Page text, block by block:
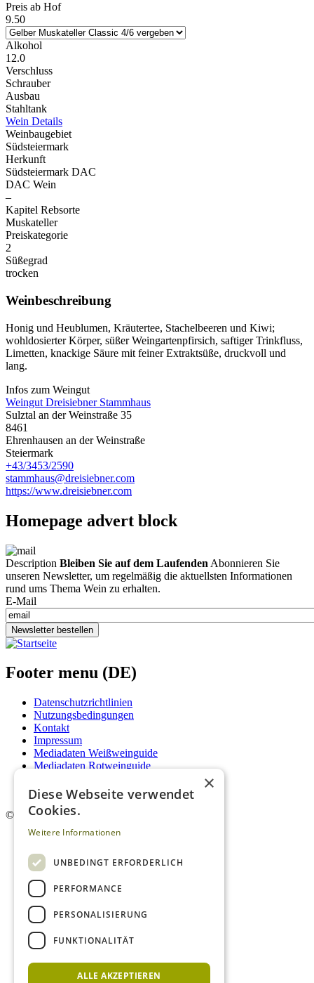
Preis ab Hof
9.50
Alkohol
12.0
Verschluss
Schrauber
Ausbau
Stahltank
Wein Details
Weinbaugebiet
Südsteiermark
Herkunft
Südsteiermark DAC
DAC Wein
–
Kapitel Rebsorte
Muskateller
Preiskategorie
2
Süßegrad
trocken
Weinbeschreibung
Honig und Heublumen, Kräutertee, Stachelbeeren und Kiwi;
wohldosierter Körper, süßer Weingartenpfirsich, saftiger Trinkfluss,
Limetten, knackige Säure mit feiner Extraktsüße, druckvoll und
lang.
Infos zum Weingut
Weingut Dreisiebner Stammhaus
Sulztal an der Weinstraße 35
8461
Ehrenhausen an der Weinstraße
Steiermark
+43/3453/2590
stammhaus@dreisiebner.com
https://www.dreisiebner.com
Homepage advert block
Description Bleiben Sie auf dem Laufenden Abonnieren Sie
unseren Newsletter, um regelmäßig die aktuellsten Informationen
rund ums Thema Wein zu erhalten.
E-Mail
Newsletter bestellen
Footer menu (DE)
Datenschutzrichtlinien
Nutzungsbedingungen
Kontakt
Impressum
Mediadaten Weißweinguide
Mediadaten Rotweinguide
Newsletter
© 2026. Alle Rechte vorbehalten.
×
Diese Webseite verwendet
Cookies.
Weitere Informationen
UNBEDINGT ERFORDERLICH
PERFORMANCE
PERSONALISIERUNG
FUNKTIONALITÄT
ALLE AKZEPTIEREN